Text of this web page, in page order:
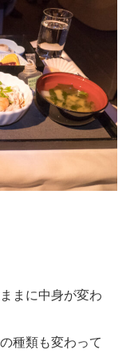
まに中身が変わ
種類も変わって